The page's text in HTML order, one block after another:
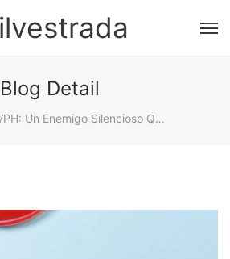
Blog Detail
VPH: Un Enemigo Silencioso Que Siempre Está Al Acecho